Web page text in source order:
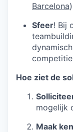
Barcelona
Sfeer! Bij
Hoe ziet de
mogelijk
Maak